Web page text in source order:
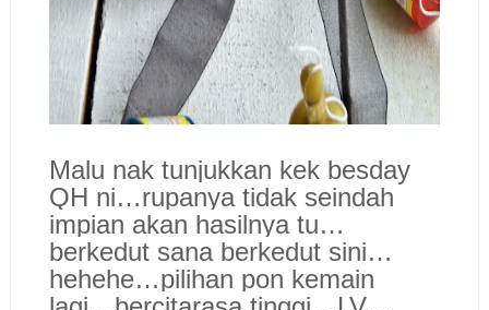
Malu nak tunjukkan kek besday
QH ni…rupanya tidak seindah
impian akan hasilnya tu…
berkedut sana berkedut sini…
hehehe…pilihan pon kemain